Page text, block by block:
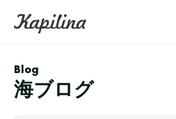
Blog
海ブログ